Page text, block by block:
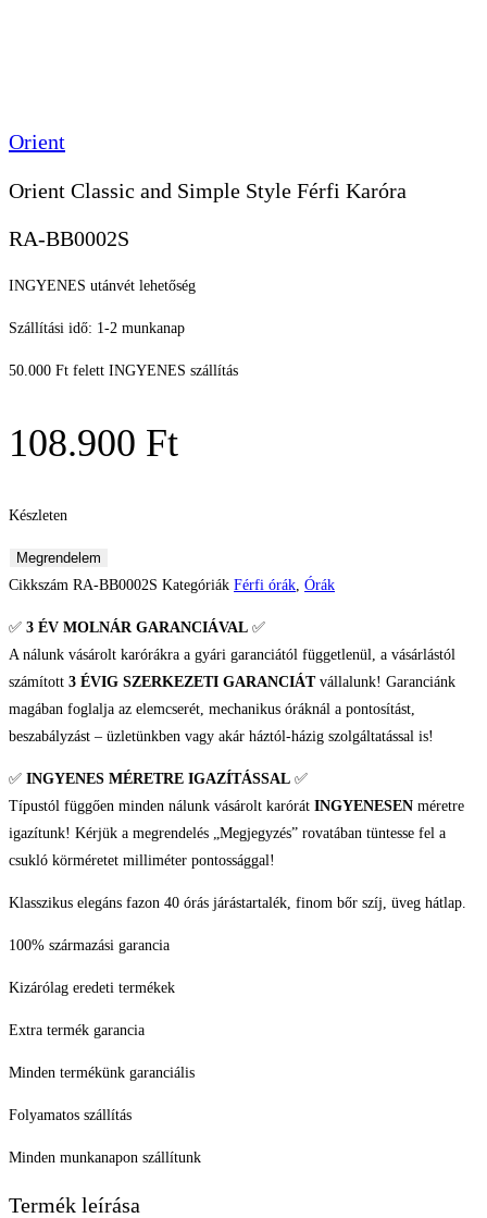
Orient
Orient Classic and Simple Style Férfi Karóra
RA-BB0002S
INGYENES utánvét lehetőség
Szállítási idő: 1-2 munkanap
50.000 Ft felett INGYENES szállítás
108.900 Ft
Készleten
Orient
Classic
Simple
Karóra
mennyiség
Megrendelem
Cikkszám RA-BB0002S Kategóriák Férfi órák, Órák
✅ 3 ÉV MOLNÁR GARANCIÁVAL ✅
A nálunk vásárolt karórákra a gyári garanciától függetlenül, a vásárlástól
számított 3 ÉVIG SZERKEZETI GARANCIÁTvállalunk! Garanciánk
magában foglalja az elemcserét, mechanikus óráknál a pontosítást,
beszabályzást – üzletünkben vagy akár háztól-házig szolgáltatással is!
✅ INGYENES MÉRETRE IGAZÍTÁSSAL ✅
Típustól függően minden nálunk vásárolt karórát INGYENESEN méretre
igazítunk! Kérjük a megrendelés „Megjegyzés” rovatában tüntesse fel a
csukló körméretet milliméter pontossággal!
Klasszikus elegáns fazon 40 órás járástartalék, finom bőr szíj, üveg hátlap.
100% származási garancia
Kizárólag eredeti termékek
Extra termék garancia
Minden termékünk garanciális
Folyamatos szállítás
Minden munkanapon szállítunk
Termék leírása